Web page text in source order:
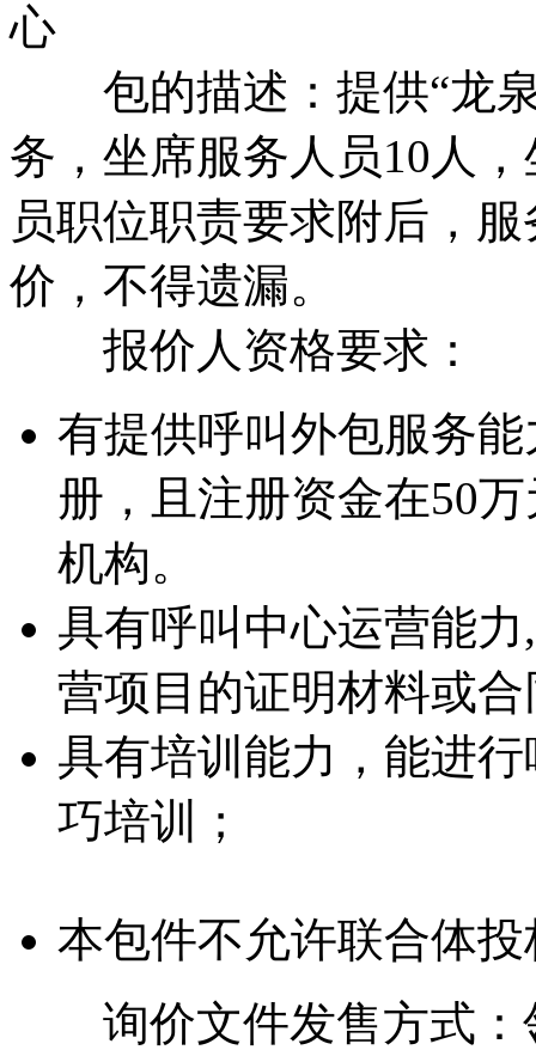
心
包的描述：提供“龙泉
务，坐席服务人员10人
员职位职责要求附后，
价，不得遗漏。
报价人资格要求：
有提供呼叫外包服务
册，且注册资金在50
机构。
具有呼叫中心运营能
营项目的证明材料或
具有培训能力，能进
巧培训；
本包件不允许联合体投
询价文件发售方式：